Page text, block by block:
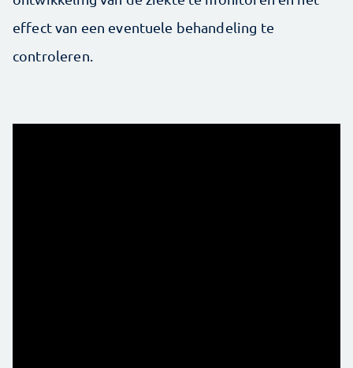
effect van een eventuele behandeling te
controleren.